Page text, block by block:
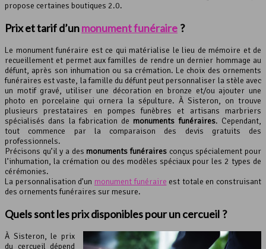
propose certaines boutiques 2.0.
Prix et tarif d’unmonument funéraire ?
Le monument funéraire est ce qui matérialise le lieu de mémoire et de
recueillement et permet aux familles de rendre un dernier hommage au
défunt, après son inhumation ou sa crémation. Le choix des ornements
funéraires est vaste, la famille du défunt peut personnaliser la stèle avec
un motif gravé, utiliser une décoration en bronze et/ou ajouter une
photo en porcelaine qui ornera la sépulture. À Sisteron, on trouve
plusieurs prestataires en pompes funèbres et artisans marbriers
spécialisés dans la fabrication de monuments funéraires. Cependant,
tout commence par la comparaison des devis gratuits des
professionnels.
Précisons qu’il y a des monuments funéraires conçus spécialement pour
l’inhumation, la crémation ou des modèles spéciaux pour les 2 types de
cérémonies.
La personnalisation d’un monument funéraire est totale en construisant
des ornements funéraires sur mesure.
Quels sont les prix disponibles pour un cercueil ?
À Sisteron, le prix
du cercueil dépend